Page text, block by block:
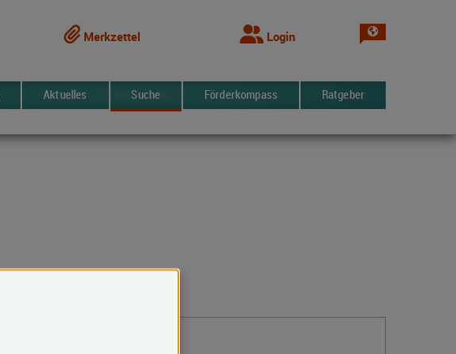
Merkzettel Login Sprache
Aktuelles Suche Förderkompass Ratgeber